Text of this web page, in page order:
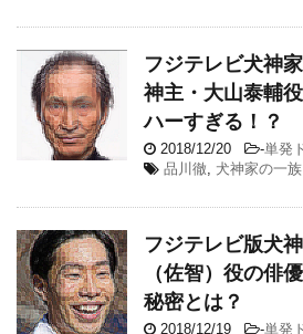
フジテレビ犬神
神主・大山泰輔
ハーすぎる！？
2018/12/20 -単発
品川徹
犬神家の一族
フジテレビ版犬
（佐智）役の俳
秘密とは？
2018/12/19 -単発